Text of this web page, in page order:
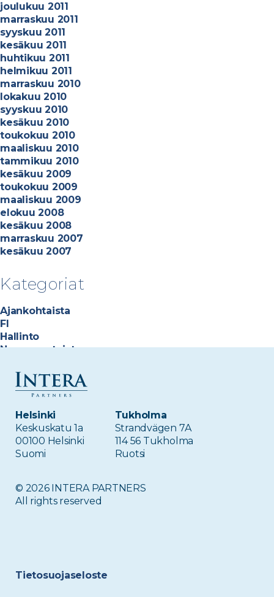
joulukuu 2011
marraskuu 2011
syyskuu 2011
kesäkuu 2011
huhtikuu 2011
helmikuu 2011
marraskuu 2010
lokakuu 2010
syyskuu 2010
kesäkuu 2010
toukokuu 2010
maaliskuu 2010
tammikuu 2010
kesäkuu 2009
toukokuu 2009
maaliskuu 2009
elokuu 2008
kesäkuu 2008
marraskuu 2007
kesäkuu 2007
Kategoriat
Ajankohtaista
FI
Hallinto
Neuvonantajat
Sijoitusammattilaiset
Tiimi
Meta
Kirjaudu sisään
Sisältösyöte
WordPress.org
Helsinki
Keskuskatu 1a
00100 Helsinki
Suomi
Tukholma
Strandvägen 7A
114 56 Tukholma
Ruotsi
© 2026 INTERA PARTNERS
All rights reserved
Tietosuojaseloste